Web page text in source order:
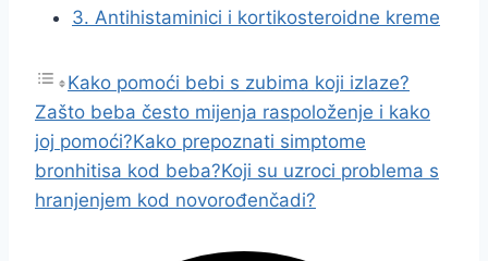
3. Antihistaminici i kortikosteroidne kreme
Kako pomoći bebi s zubima koji izlaze?
Zašto beba često mijenja raspoloženje i kako
joj pomoći?Kako prepoznati simptome
bronhitisa kod beba?Koji su uzroci problema s
hranjenjem kod novorođenčadi?